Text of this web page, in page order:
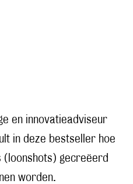
en innovatieadviseur
in deze bestseller hoe
(loonshots) gecreëerd
worden.